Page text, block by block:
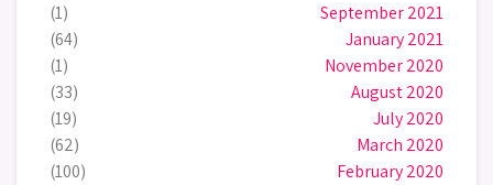
September 2021
(1)
January 2021
(64)
November 2020
(1)
August 2020
(33)
July 2020
(19)
March 2020
(62)
February 2020
(100)